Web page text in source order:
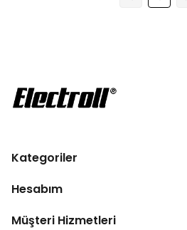
Kategoriler
Hesabım
Müşteri Hizmetleri